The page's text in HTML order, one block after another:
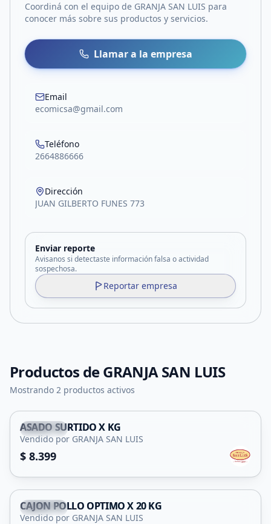
Coordiná con el equipo de GRANJA SAN LUIS para
conocer más sobre sus productos y servicios.
Llamar a la empresa
Email
ecomicsa@gmail.com
Teléfono
2664886666
Dirección
JUAN GILBERTO FUNES 773
Enviar reporte
Avisanos si detectaste información falsa o actividad
sospechosa.
Reportar empresa
Productos deGRANJA SAN LUIS
Mostrando 2 productos activos
Capital
ASADO SURTIDO X KG
Vendido por GRANJA SAN LUIS
$ 8.399
Capital
CAJON POLLO OPTIMO X 20 KG
Vendido por GRANJA SAN LUIS